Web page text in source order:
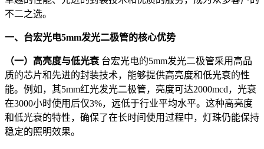
不二之选。
一、台宏光电5mm发光二极管的核心优势
（一）高亮度与低光衰 台宏光电的5mm发光二极管采用高品
质的芯片和先进的封装技术，能够提供高亮度和低光衰的性
能。例如，其5mm红光发光二极管，亮度可达2000mcd，光衰
在3000小时使用后仅3%，远低于行业平均水平。这种高亮度
和低光衰的特性，确保了在长时间使用过程中，灯珠仍能保持
稳定的照明效果。